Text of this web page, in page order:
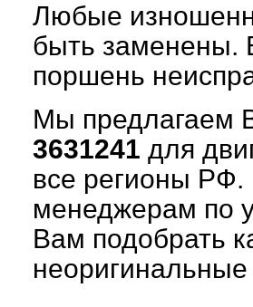
Любые
быть заменены.
поршень
Мы предлагаем
3631241 для
все регионы
менеджерам по
Вам подобрать
неоригинальные